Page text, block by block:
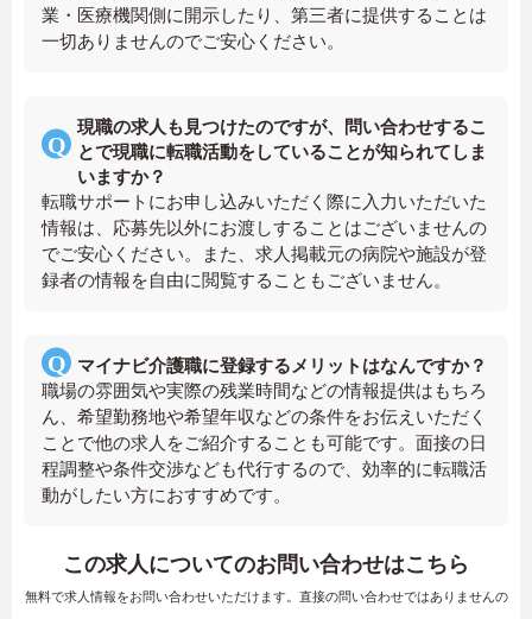
業・医療機関側に開示したり、第三者に提供することは
一切ありませんのでご安心ください。
現職の求人も見つけたのですが、問い合わせするこ
とで現職に転職活動をしていることが知られてしま
いますか？
転職サポートにお申し込みいただく際に入力いただいた
情報は、応募先以外にお渡しすることはございませんの
でご安心ください。また、求人掲載元の病院や施設が登
録者の情報を自由に閲覧することもございません。
マイナビ介護職に登録するメリットはなんですか？
職場の雰囲気や実際の残業時間などの情報提供はもちろ
ん、希望勤務地や希望年収などの条件をお伝えいただく
ことで他の求人をご紹介することも可能です。面接の日
程調整や条件交渉なども代行するので、効率的に転職活
動がしたい方におすすめです。
この求人についてのお問い合わせはこちら
無料で求人情報をお問い合わせいただけます。直接の問い合わせではありませんの